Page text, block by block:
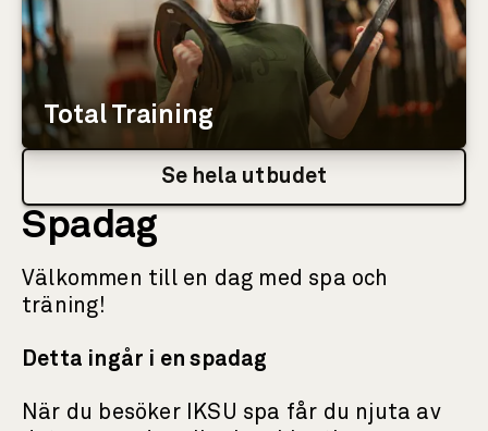
Total Training
Se hela utbudet
Spadag
Välkommen till en dag med spa och
träning!
Detta ingår i en spadag
När du besöker IKSU spa får du njuta av